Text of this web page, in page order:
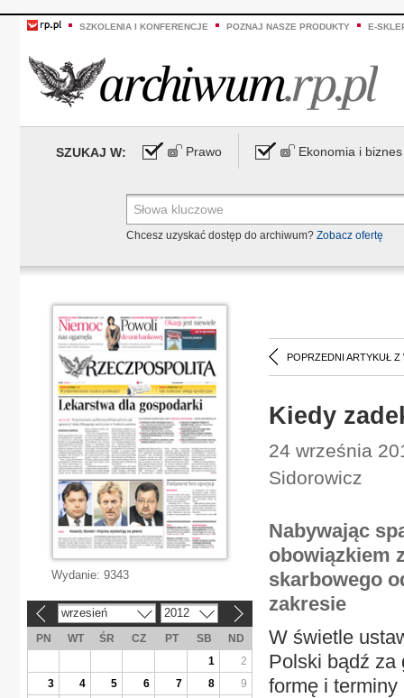
SZKOLENIA I KONFERENCJE POZNAJ NASZE PRODUKTY E-
SZUKAJ W: Prawo Ekonomia i biznes
Chcesz uzyskać dostęp do archiwum? Zobacz ofertę
POPRZEDNI ARTYKUŁ Z
Kiedy
24 września
Sidorowicz
Nabywając
obowiązkiem
skarbowego
zakresie
W świetle
Polski bądź za
formę i
Wydanie: 9343
wrzesień 2012
PN WT ŚR CZ PT SB
ND
1
2
3
4 5 6 7 8
9